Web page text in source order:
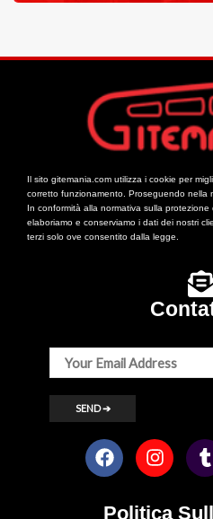
Il sito gitemania.com utilizza i cookie per
corretto funzionamento. Proseguendo nella
In conformità alla normativa sulla protezione
elaboriamo e conserviamo i dati dei nostri
terzi solo ove consentito dalla legge.
Politica